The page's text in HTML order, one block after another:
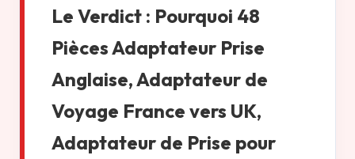
Le Verdict : Pourquoi 48
Pièces Adaptateur Prise
Anglaise, Adaptateur de
Voyage France vers UK,
Adaptateur de Prise pour